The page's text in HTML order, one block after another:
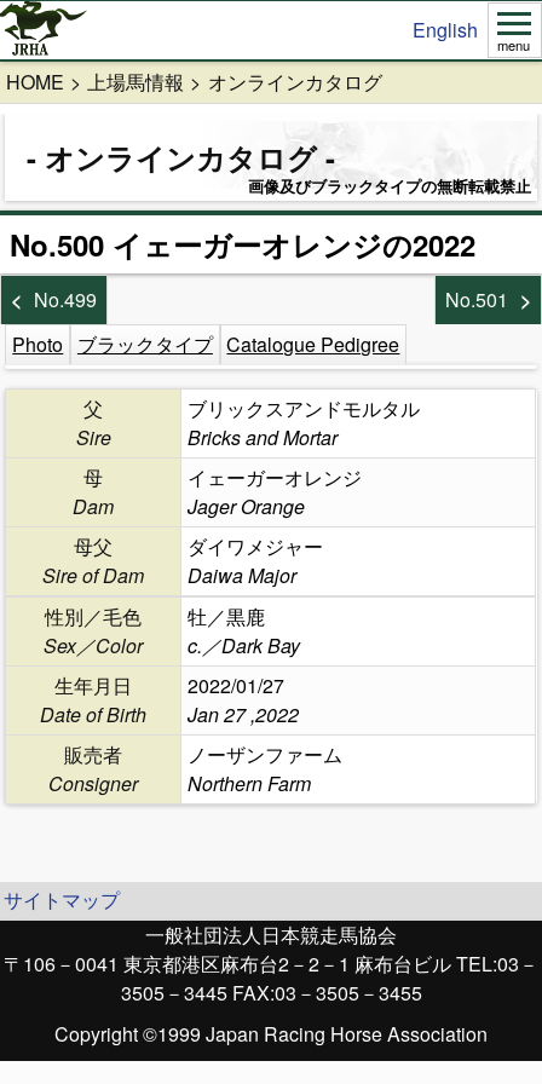
English
menu
HOME 上場馬情報 オンラインカタログ
オンラインカタログ
画像及びブラックタイプの無断転載禁止
No.500 イェーガーオレンジの2022
No.499
No.501
Photo ブラックタイプ Catalogue Pedigree
父
Sire
ブリックスアンドモルタル
Bricks and Mortar
母
Dam
イェーガーオレンジ
Jager Orange
母父
Sire of Dam
ダイワメジャー
Daiwa Major
性別／毛色
Sex／Color
牡／黒鹿
c.／Dark Bay
生年月日
Date of Birth
2022/01/27
Jan 27 ,2022
販売者
Consigner
ノーザンファーム
Northern Farm
サイトマップ
一般社団法人日本競走馬協会
〒106－0041 東京都港区麻布台2－2－1 麻布台ビル TEL:03－
3505－3445 FAX:03－3505－3455
Copyright ©1999 Japan Racing Horse Association